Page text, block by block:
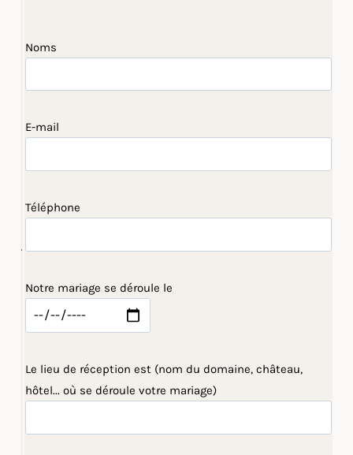
Noms
E-mail
Téléphone
Notre mariage se déroule le
Le lieu de réception est (nom du domaine, château,
hôtel... où se déroule votre mariage)